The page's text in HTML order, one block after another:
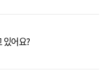
있어요?